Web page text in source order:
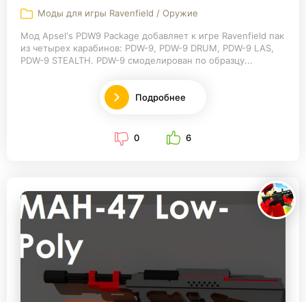
Моды для игры Ravenfield / Оружие
Мод Apsel's PDW9 Package добавляет к игре Ravenfield пак
из четырех карабинов: PDW-9, PDW-9 DRUM, PDW-9 LAS,
PDW-9 STEALTH. PDW-9 смоделирован по образцу...
Подробнее
0 6